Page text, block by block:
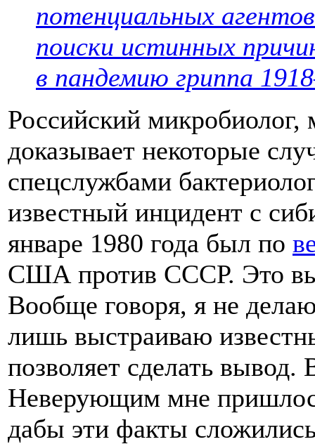
потенциальных
поиски истинных
в пандемию гриппа
Российский
доказывает некоторые
спецслужбами
известный инцидент с
январе 1980 года был по
США против СССР. Это
Вообще говоря, я не
лишь выстраиваю
позволяет сделать вывод.
Неверующим мне
дабы эти факты